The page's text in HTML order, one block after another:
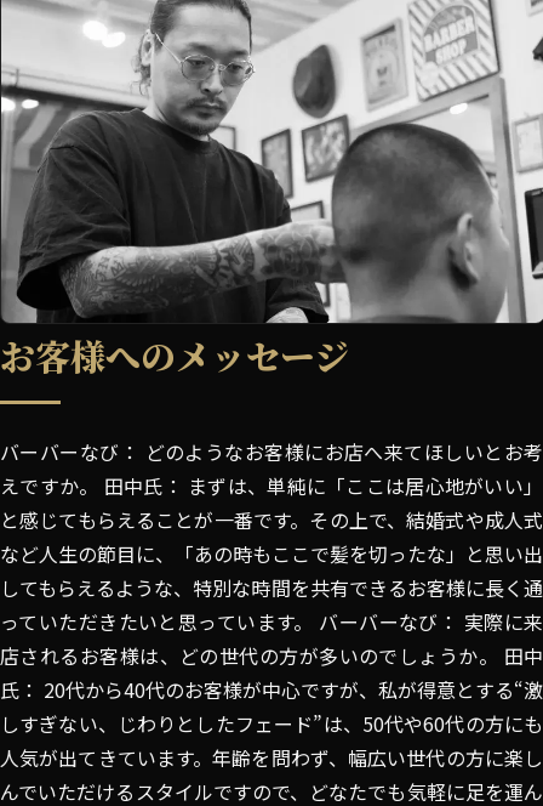
お客様へのメッセージ
バーバーなび： どのようなお客様にお店へ来てほしいとお考
えですか。 田中氏： まずは、単純に「ここは居心地がいい」
と感じてもらえることが一番です。その上で、結婚式や成人式
など人生の節目に、「あの時もここで髪を切ったな」と思い出
してもらえるような、特別な時間を共有できるお客様に長く通
っていただきたいと思っています。 バーバーなび： 実際に来
店されるお客様は、どの世代の方が多いのでしょうか。 田中
氏： 20代から40代のお客様が中心ですが、私が得意とする“激
しすぎない、じわりとしたフェード”は、50代や60代の方にも
人気が出てきています。年齢を問わず、幅広い世代の方に楽し
んでいただけるスタイルですので、どなたでも気軽に足を運ん